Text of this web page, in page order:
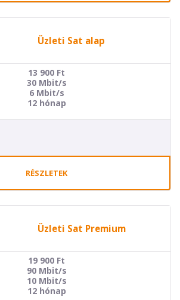
Üzleti Sat alap
13 900 Ft
30 Mbit/s
6 Mbit/s
12 hónap
RÉSZLETEK
Üzleti Sat Premium
19 900 Ft
90 Mbit/s
10 Mbit/s
12 hónap